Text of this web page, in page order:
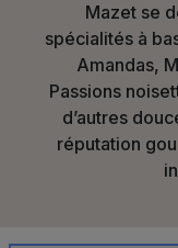
Mazet se
spécialités à
Amandas,
Passions
d’autres
réputation